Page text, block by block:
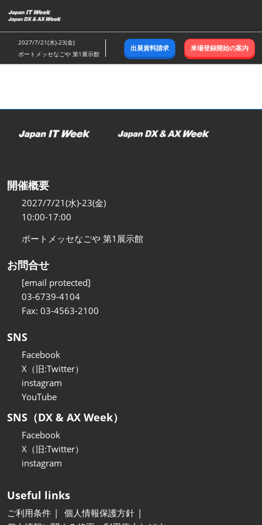
キ
ッ
し
む
2027/7/21(水)-23(金)
ポートメッセなごや 第1展示館
出展資料請求 来場登録開始の案内
開催概要
2027/7/21(水)-23(金)
10:00-17:00
ポートメッセなごや 第1展示館
お問合せ
[email protected]
03-6739-4104
Fax: 03-4563-2100
SNS
Facebook
X（旧:Twitter）
instagram
YouTube
SNS（DX & AX Week）
Facebook
X（旧:Twitter）
instagram
Useful links
ご利用条件
個人情報保護方針